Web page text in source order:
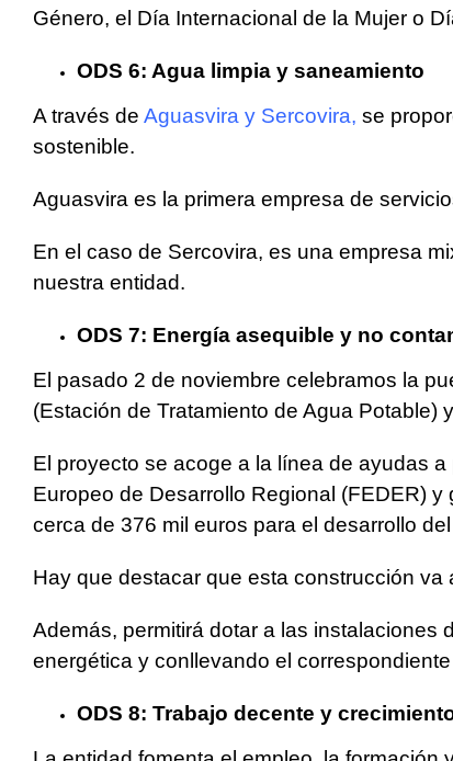
Género, el Día Internacional de la Mujer o
ODS 6: Agua limpia y saneamiento
A través de Aguasvira y Sercovira, se
sostenible.
Aguasvira es la primera empresa de
En el caso de Sercovira, es una empresa
nuestra entidad.
ODS 7: Energía asequible y no
El pasado 2 de noviembre celebramos la
(Estación de Tratamiento de Agua Potable)
El proyecto se acoge a la línea de ayudas
Europeo de Desarrollo Regional (FEDER)
cerca de 376 mil euros para el desarrollo
Hay que destacar que esta construcción
Además, permitirá dotar a las instalaciones
energética y conllevando el
ODS 8: Trabajo decente y